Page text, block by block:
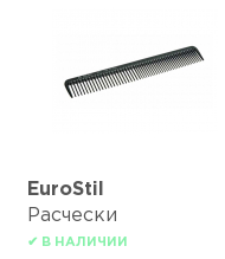
EuroStil
Расчески
✔ В НАЛИЧИИ